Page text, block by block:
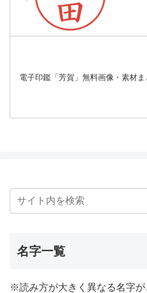
電子印鑑「芳賀」無料画像・素材ま
名字一覧
※読み方が大きく異なる名字